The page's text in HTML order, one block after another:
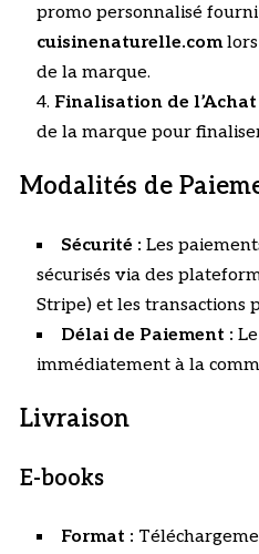
promo personnalisé
cuisinenaturelle.comlors
de la marque.
Finalisation de l’Achat
de la marque pour
Modalités de
Sécurité : Les
sécurisés via des
Stripe) et les transactions
Délai de Paiement :
immédiatement à la
Livraison
E-books
Format :